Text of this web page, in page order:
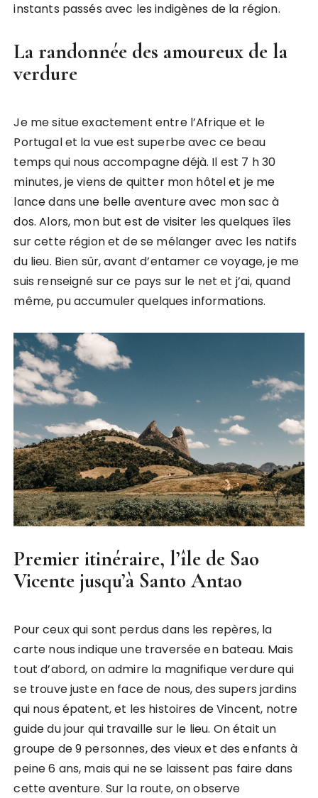
instants passés avec les indigènes de la région.
La randonnée des amoureux de la
verdure
Je me situe exactement entre l’Afrique et le
Portugal et la vue est superbe avec ce beau
temps qui nous accompagne déjà. Il est 7 h 30
minutes, je viens de quitter mon hôtel et je me
lance dans une belle aventure avec mon sac à
dos. Alors, mon but est de visiter les quelques îles
sur cette région et de se mélanger avec les natifs
du lieu. Bien sûr, avant d’entamer ce voyage, je me
suis renseigné sur ce pays sur le net et j’ai, quand
même, pu accumuler quelques informations.
Premier itinéraire, l’île de Sao
Vicente jusqu’à Santo Antao
Pour ceux qui sont perdus dans les repères, la
carte nous indique une traversée en bateau. Mais
tout d’abord, on admire la magnifique verdure qui
se trouve juste en face de nous, des supers jardins
qui nous épatent, et les histoires de Vincent, notre
guide du jour qui travaille sur le lieu. On était un
groupe de 9 personnes, des vieux et des enfants à
peine 6 ans, mais qui ne se laissent pas faire dans
cette aventure. Sur la route, on observe